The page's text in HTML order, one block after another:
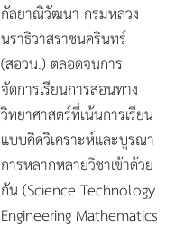
กัลยาณิวัฒนา กรมหลวง
นราธิวาสราชนครินทร์
(สอวน.) ตลอดจนการ
จัดการเรียนการสอนทาง
วิทยาศาสตร์ที่เน้นการเรียน
แบบคิดวิเคราะห์และบูรณา
การหลากหลายวิชาเข้าด้วย
กัน (Science Technology
Engineering Mathematics